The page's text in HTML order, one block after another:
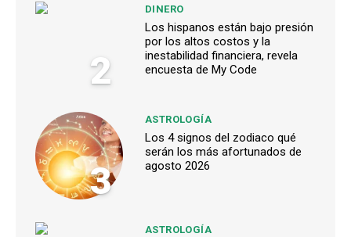
2
DINERO
Los hispanos están bajo presión
por los altos costos y la
inestabilidad financiera, revela
encuesta de My Code
3
ASTROLOGÍA
Los 4 signos del zodiaco qué
serán los más afortunados de
agosto 2026
ASTROLOGÍA